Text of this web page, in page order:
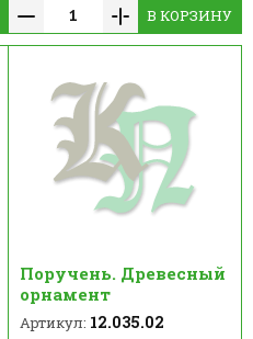
В КОРЗИНУ
Поручень. Древесный
орнамент
Артикул: 12.035.02